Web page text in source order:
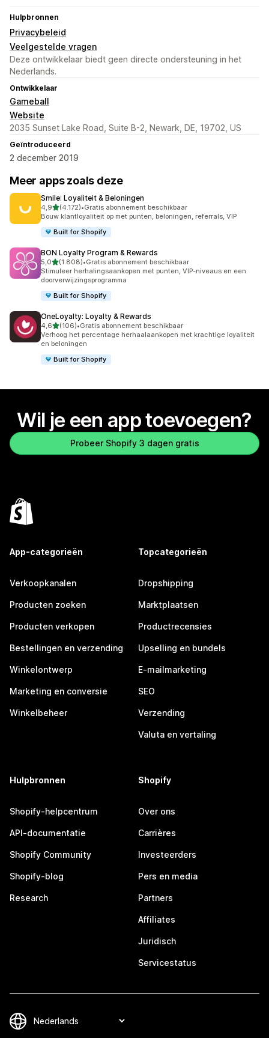
Hulpbronnen
Privacybeleid
Veelgestelde vragen
Deze ontwikkelaar biedt geen directe ondersteuning in het
Nederlands.
Ontwikkelaar
Gameball
Website
2035 Sunset Lake Road, Suite B-2, Newark, DE, 19702, US
Geïntroduceerd
2 december 2019
Meer apps zoals deze
Smile: Loyaliteit & Beloningen
4,9van 5 sterren
(4.172)
4172 recensies in totaal
•Gratis abonnement beschikbaar
Bouw klantloyaliteit op met punten, beloningen, referrals, VIP
Built for Shopify
BON Loyalty Program & Rewards
5,0van 5 sterren
(1.808)
1808 recensies in totaal
•Gratis abonnement beschikbaar
Stimuleer herhalingsaankopen met punten, VIP-niveaus en een
doorverwijzingsprogramma
Built for Shopify
OneLoyalty: Loyalty & Rewards
4,6van 5 sterren
(106)
106 recensies in totaal
•Gratis abonnement beschikbaar
Verhoog het percentage herhaalaankopen met krachtige loyaliteit
en beloningen
Built for Shopify
Wil je een app toevoegen?
Probeer Shopify 3 dagen gratis
App-categorieën
Verkoopkanalen
Producten zoeken
Producten verkopen
Bestellingen en verzending
Winkelontwerp
Marketing en conversie
Winkelbeheer
Topcategorieën
Dropshipping
Marktplaatsen
Productrecensies
Upselling en bundels
E-mailmarketing
SEO
Verzending
Valuta en vertaling
Hulpbronnen
Shopify-helpcentrum
API-documentatie
Shopify Community
Shopify-blog
Research
Shopify
Over ons
Carrières
Investeerders
Pers en media
Partners
Affiliates
Juridisch
Servicestatus